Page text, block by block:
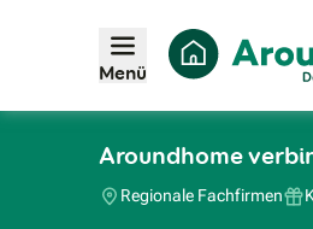
Menü
Aroundhome
Regionale Fachfirmen